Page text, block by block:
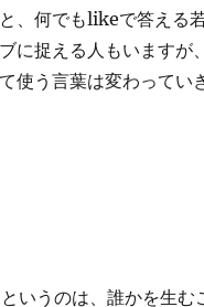
、何でもlikeで答える
に捉える人もいますが
使う言葉は変わってい
いうのは、誰かを生む